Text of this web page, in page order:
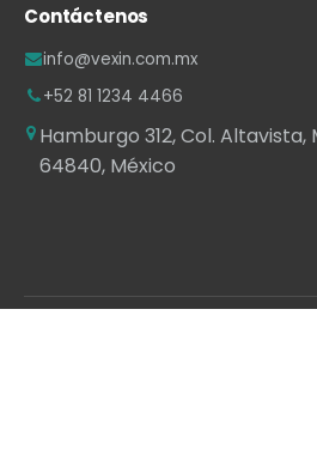
Contáctenos
info@vexin.com.mx
+52 81 1234 4466
Hamburgo 312, Col. Altavista,
64840, México